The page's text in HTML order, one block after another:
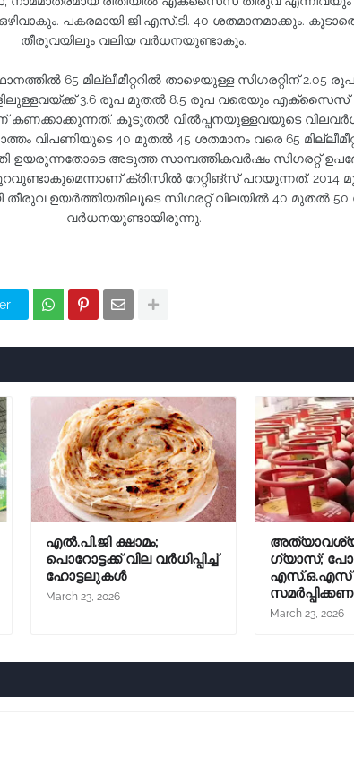
പകരമായി ജി.എസ്.ടി. 40 ശതമാനമാക്കും.
തീരുവയിലും വലിയ വർധനയുണ്ടാകും.
65 മില്ലീമീറ്ററിൽ താഴെയുള്ള സിഗരറ്റിന് 2.05
3.6 രൂപ മുതൽ 8.5 രൂപ വരെയും എക്സൈസ്
കണക്കാക്കുന്നത്. കൂടുതൽ വിൽപ്പനയുള്ളവയുടെ
വിപണിയുടെ 40 മുതൽ 45 ശതമാനം വരെ 65
ഉയരുന്നതോടെ അടുത്ത സാമ്പത്തികവർഷം സിഗരറ്റ്
ക്രിസിൽ റേറ്റിങ്സ് പറയുന്നത്. 2014
ഉയർത്തിയതിലൂടെ സിഗരറ്റ് വിലയിൽ 40 മുതൽ 50
വർധനയുണ്ടായിരുന്നു.
എൽ.പി.ജി ക്ഷാമം;
പൊറോട്ടക്ക് വില വർധിപ്പിച്ച്
ഹോട്ടലുകൾ
March 23, 2026
ഗ്യാസ്;
എസ്.ഒ.എസ്
March 23, 2026